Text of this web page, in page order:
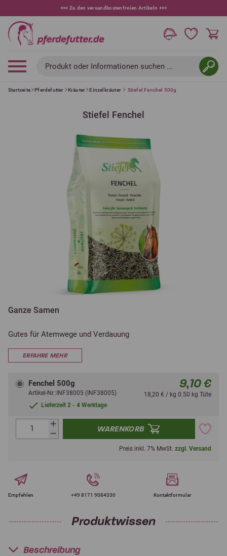
+++ 10 % bei Newsletteranmeldung+++
Produkt oder Informationen suchen ...
Startseite Pferdefutter Kräuter Einzelkräuter Stiefel Fenchel 500g
Stiefel Fenchel
Ganze Samen
Gutes für Atemwege und Verdauung
ERFAHRE MEHR
Fenchel 500g
Artikel-Nr.:INF38005 (INF38005)
Lieferzeit 2 - 4 Werktage
9,10 €
18,20 € / kg 0.50 kg Tüte
WARENKORB
Preis inkl. 7% MwSt. zzgl. Versand
Empfehlen +49 8171 9084330 Kontaktformular
Produktwissen
Beschreibung